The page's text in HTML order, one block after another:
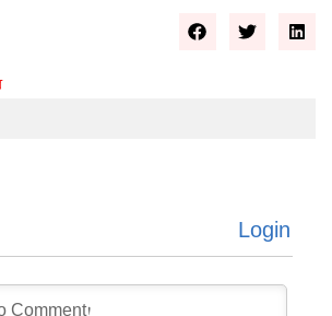
Login